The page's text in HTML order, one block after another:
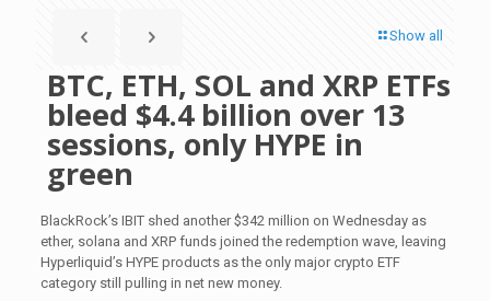
Show all
BTC, ETH, SOL and XRP ETFs
bleed $4.4 billion over 13
sessions, only HYPE in
green
BlackRock’s IBIT shed another $342 million on Wednesday as
ether, solana and XRP funds joined the redemption wave, leaving
Hyperliquid’s HYPE products as the only major crypto ETF
category still pulling in net new money.